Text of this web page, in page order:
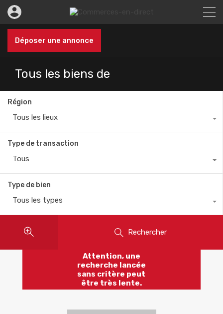
Déposer une annonce
Tous les biens de
Région
Tous les lieux
Type de transaction
Tous
Type de bien
Tous les types
Rechercher
Attention, une
recherche lancée
sans critère peut
être très lente.